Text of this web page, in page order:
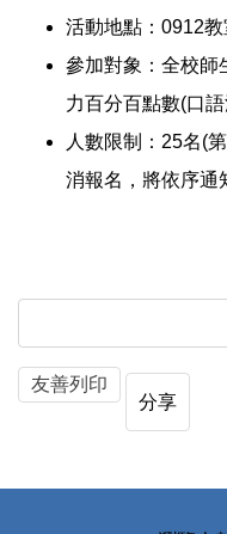
活動地點：0912教
參加對象：全校師
力百分百點數(口語
人數限制：25名(
消報名，將依序通
友善列印
分享